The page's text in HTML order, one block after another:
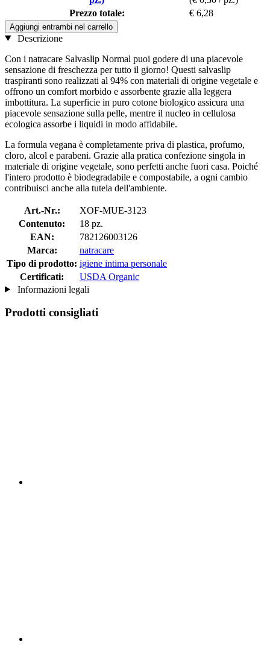
Prezzo totale:
€ 6,28
Aggiungi entrambi nel carrello
Descrizione
Con i natracare Salvaslip Normal puoi godere di una piacevole
sensazione di freschezza per tutto il giorno! Questi salvaslip
traspiranti sono realizzati al 94% con materiali di origine vegetale e
offrono un comfort morbido e assorbente grazie alla leggera
imbottitura. La superficie in puro cotone biologico assicura una
piacevole sensazione sulla pelle, mentre il nucleo in cellulosa
ecologica assorbe i liquidi in modo affidabile.
La formula vegana è completamente priva di plastica, profumo,
cloro, alcol e parabeni. Grazie alla pratica confezione singola in
materiale di origine vegetale, sono perfetti anche fuori casa. Poiché
l'intero prodotto è biodegradabile e compostabile, a ogni cambio
contribuisci anche alla tutela dell'ambiente.
Art.-Nr.:
XOF-MUE-3123
Contenuto:
18 pz.
EAN:
782126003126
Marca:
natracare
Tipo di prodotto: igiene intima personale
Certificati:
USDA Organic
Informazioni legali
Prodotti consigliati